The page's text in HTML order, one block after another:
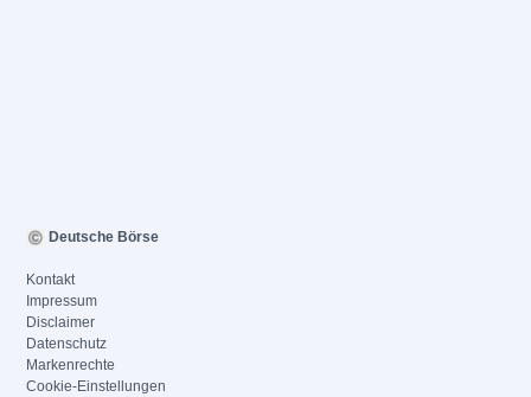
Deutsche Börse
Kontakt
Impressum
Disclaimer
Datenschutz
Markenrechte
Cookie-Einstellungen